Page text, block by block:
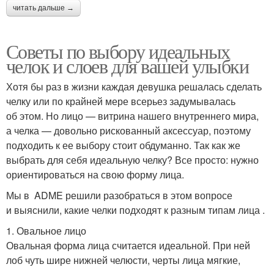
читать дальше →
Советы по выбору идеальных
челок и слоев для вашей улыбки
Хотя бы раз в жизни каждая девушка решалась сделать
челку или по крайней мере всерьез задумывалась
об этом. Но лицо — витрина нашего внутреннего мира,
а челка — довольно рискованный аксессуар, поэтому
подходить к ее выбору стоит обдуманно. Так как же
выбрать для себя идеальную челку? Все просто: нужно
ориентироваться на свою форму лица.
Мы в ADME решили разобраться в этом вопросе
и выяснили, какие челки подходят к разным типам лица .
1. Овальное лицо
Овальная форма лица считается идеальной. При ней
лоб чуть шире нижней челюсти, черты лица мягкие,